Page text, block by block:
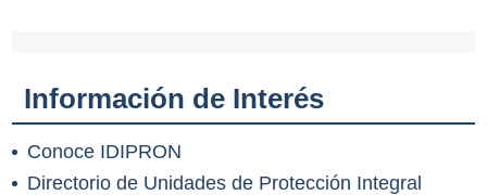
Información de Interés
Conoce IDIPRON
Directorio de Unidades de Protección Integral